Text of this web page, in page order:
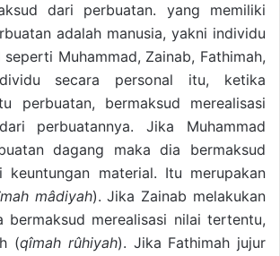
dari perbuatan. yang memiliki
adalah manusia, yakni individu
Muhammad, Zainab, Fathimah,
secara personal itu, ketika
perbuatan, bermaksud merealisasi
perbuatannya. Jika Muhammad
dagang maka dia bermaksud
keuntungan material. Itu merupakan
mâdiyah). Jika Zainab melakukan
bermaksud merealisasi nilai tertentu,
(qîmah rûhiyah). Jika Fathimah jujur